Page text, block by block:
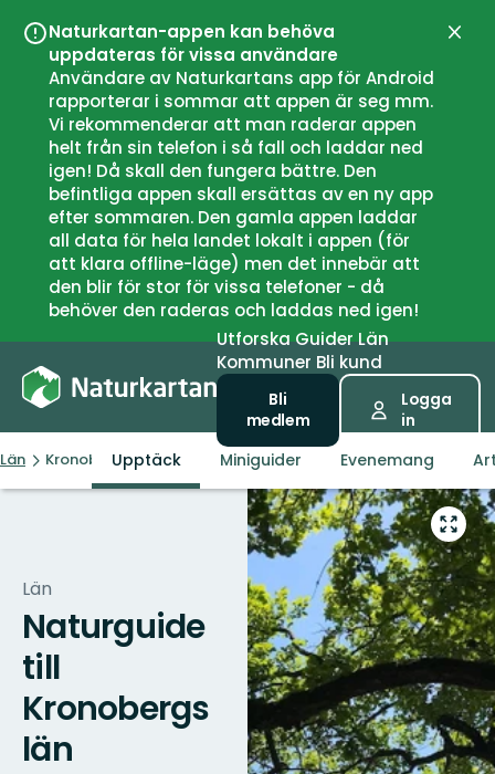
Naturkartan-appen kan behöva
uppdateras för vissa användare
Användare av Naturkartans app för Android
rapporterar i sommar att appen är seg mm.
Vi rekommenderar att man raderar appen
helt från sin telefon i så fall och laddar ned
igen! Då skall den fungera bättre. Den
befintliga appen skall ersättas av en ny app
efter sommaren. Den gamla appen laddar
all data för hela landet lokalt i appen (för
att klara offline-läge) men det innebär att
den blir för stor för vissa telefoner - då
behöver den raderas och laddas ned igen!
UtforskaGuiderLän
Kommuner Bli kund
Bli
medlem
Logga
in
Län Kronobergs län
Upptäck Miniguider Evenemang
Län
Naturguide
till
Kronobergs
län
Gå
till